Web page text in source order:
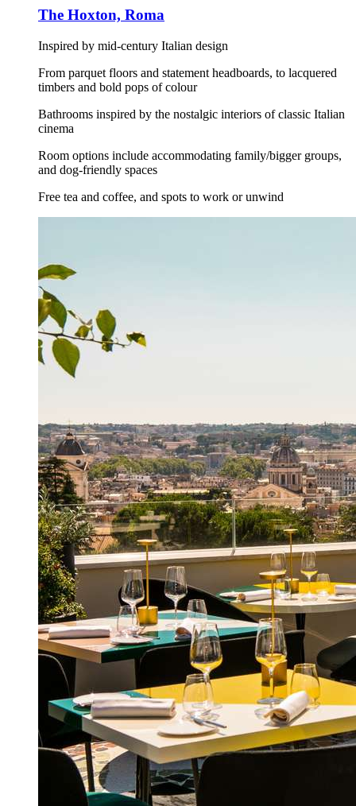
The Hoxton, Roma
Inspired by mid-century Italian design
From parquet floors and statement headboards, to lacquered
timbers and bold pops of colour
Bathrooms inspired by the nostalgic interiors of classic Italian
cinema
Room options include accommodating family/bigger groups,
and dog-friendly spaces
Free tea and coffee, and spots to work or unwind